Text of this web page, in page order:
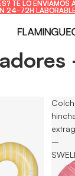
TE LO ENVIAMOS
24-72H
TE LO ENVIAMOS
24-72H
–